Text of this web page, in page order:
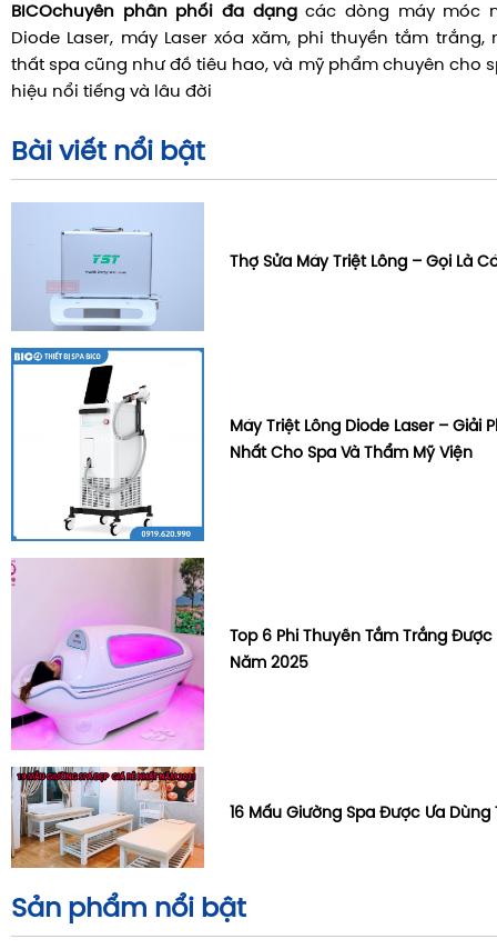
BICOchuyên phân phối đa dạngcác dòng máy móc
Diode Laser, máy Laser xóa xăm, phi thuyền tắm
thất spa cũng như đồ tiêu hao, và mỹ phẩm chuyên cho
hiệu nổi tiếng và lâu đời
Bài viết nổi bật
Thợ Sửa Máy Triệt Lông – Gọi Là
Máy Triệt Lông Diode Laser – Giải
Nhất Cho Spa Và Thẩm Mỹ Viện
Top 6 Phi Thuyền Tắm Trắng
Năm 2025
16 Mấu Giường Spa Được Ưa
Sản phẩm nổi bật